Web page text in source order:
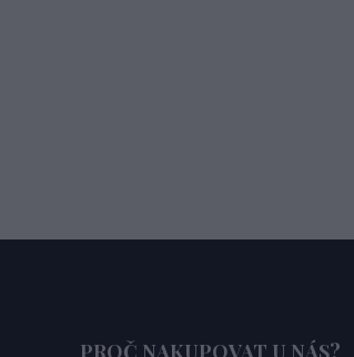
PROČ NAKUPOVAT U NÁS?